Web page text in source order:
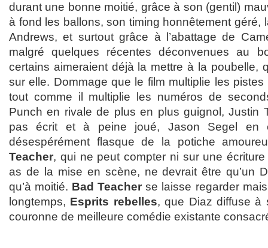
durant une bonne moitié, grâce à son (gentil)
à fond les ballons, son timing honnêtement géré,
Andrews, et surtout grâce à l’abattage de
malgré quelques récentes déconvenues au
certains aimeraient déjà la mettre à la poubelle,
sur elle. Dommage que le film multiplie les
tout comme il multiplie les numéros de
Punch en rivale de plus en plus guignol, Justin
pas écrit et à peine joué, Jason Segel en
désespérément flasque de la potiche
Teacher, qui ne peut compter ni sur une
as de la mise en scène, ne devrait être qu’un
qu’à moitié. Bad Teacher se laisse regarder
longtemps, Esprits rebelles, que Diaz diffuse à
couronne de meilleure comédie existante